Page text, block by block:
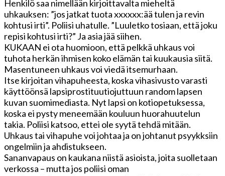
Henkilö saa nimellään kirjoittavalta mieheltä
uhkauksen: ”jos jatkat tuota xxxxxx:ää tulen ja revin
kohtusi irti”. Poliisi uhatulle. ”Luuletko tosiaan, että joku
repisi kohtusi irti?” Ja asia jää siihen.
KUKAAN ei ota huomioon, että pelkkä uhkaus voi
tuhota herkän ihmisen koko elämän tai kuukausia siitä.
Masentuneen uhkaus voi viedä itsemurhaan.
Itse kirjoitan vihapuheesta, koska vihasivusto varasti
käyttöönsä lapsiprostituutiojuttuun random lapsen
kuvan suomimediasta. Nyt lapsi on kotiopetuksessa,
koska ei pysty meneemään kouluun huorahuutelun
takia. Poliisi katsoo, ettei ole syytä tehdä mitään.
Uhkaus tai vihapuhe voi johtaa ja on johtanut psyykksiin
ongelmiin ja ahdistukseen.
Sananvapaus on kaukana niistä asioista, joita suolletaan
verkossa – mutta jos poliisi oman